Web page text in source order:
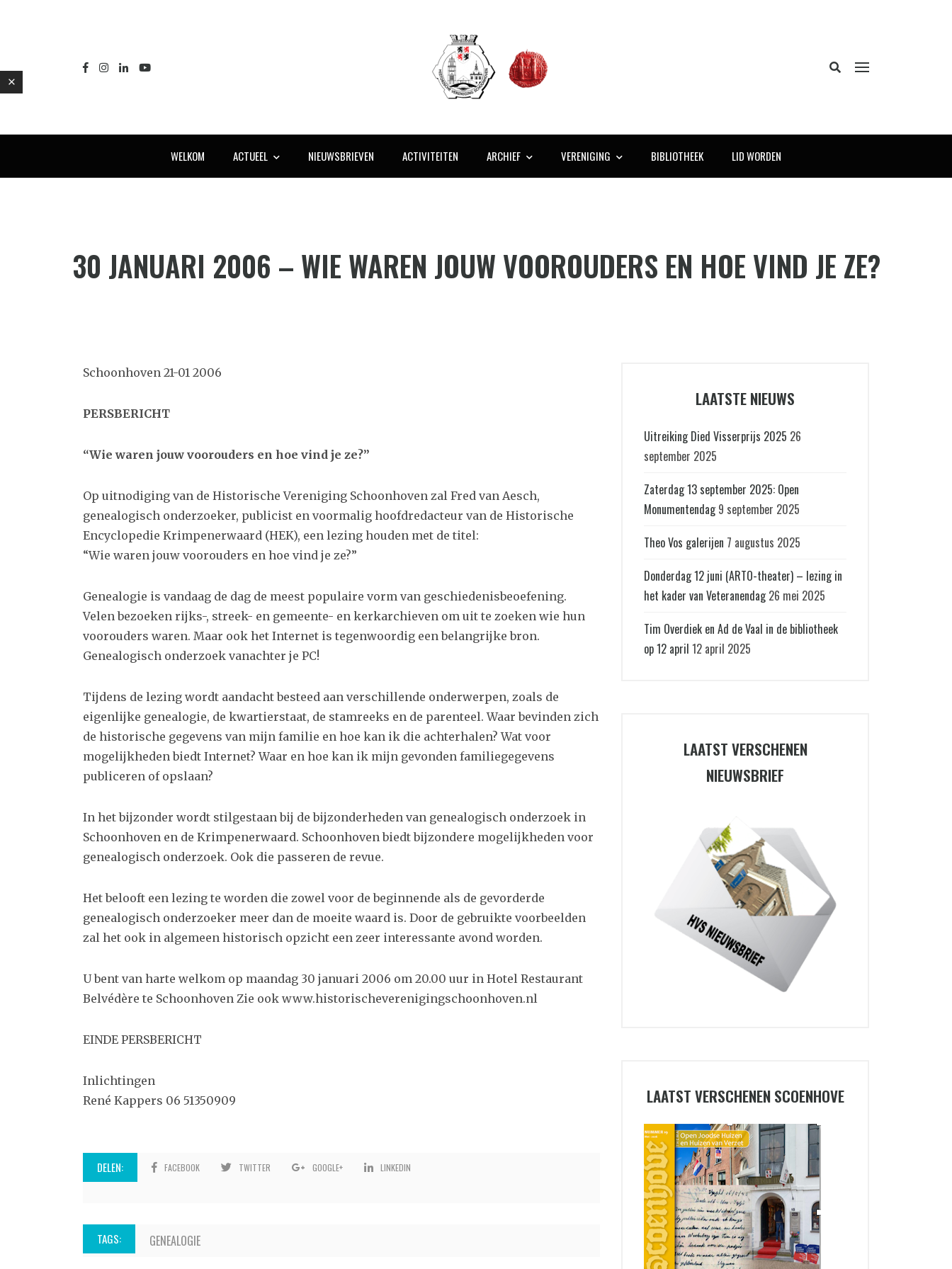
WELKOM ACTUEEL NIEUWSBRIEVEN ACTIVITEITEN ARCHIEF VERENIGING BIBLIOTHEEK LID WORDEN
30 JANUARI 2006 – WIE WAREN JOUW VOOROUDERS EN HOE VIND JE ZE?
Schoonhoven 21-01 2006
PERSBERICHT
“Wie waren jouw voorouders en hoe vind je ze?”
Op uitnodiging van de Historische Vereniging Schoonhoven zal Fred van Aesch,
genealogisch onderzoeker, publicist en voormalig hoofdredacteur van de Historische
Encyclopedie Krimpenerwaard (HEK), een lezing houden met de titel:
“Wie waren jouw voorouders en hoe vind je ze?”
Genealogie is vandaag de dag de meest populaire vorm van geschiedenisbeoefening.
Velen bezoeken rijks-, streek- en gemeente- en kerkarchieven om uit te zoeken wie hun
voorouders waren. Maar ook het Internet is tegenwoordig een belangrijke bron.
Genealogisch onderzoek vanachter je PC!
Tijdens de lezing wordt aandacht besteed aan verschillende onderwerpen, zoals de
eigenlijke genealogie, de kwartierstaat, de stamreeks en de parenteel. Waar bevinden zich
de historische gegevens van mijn familie en hoe kan ik die achterhalen? Wat voor
mogelijkheden biedt Internet? Waar en hoe kan ik mijn gevonden familiegegevens
publiceren of opslaan?
In het bijzonder wordt stilgestaan bij de bijzonderheden van genealogisch onderzoek in
Schoonhoven en de Krimpenerwaard. Schoonhoven biedt bijzondere mogelijkheden voor
genealogisch onderzoek. Ook die passeren de revue.
Het belooft een lezing te worden die zowel voor de beginnende als de gevorderde
genealogisch onderzoeker meer dan de moeite waard is. Door de gebruikte voorbeelden
zal het ook in algemeen historisch opzicht een zeer interessante avond worden.
U bent van harte welkom op maandag 30 januari 2006 om 20.00 uur in Hotel Restaurant
Belvédère te Schoonhoven Zie ook www.historischeverenigingschoonhoven.nl
EINDE PERSBERICHT
Inlichtingen
René Kappers 06 51350909
DELEN: FACEBOOK TWITTER GOOGLE+ LINKEDIN
TAGS: GENEALOGIE
LAATSTE NIEUWS
Uitreiking Died Visserprijs 2025 26
september 2025
Zaterdag 13 september 2025: Open
Monumentendag 9 september 2025
Theo Vos galerijen 7 augustus 2025
Donderdag 12 juni (ARTO-theater) – lezing in
het kader van Veteranendag 26 mei 2025
Tim Overdiek en Ad de Vaal in de bibliotheek
op 12 april 12 april 2025
LAATST VERSCHENEN
NIEUWSBRIEF
LAATST VERSCHENEN SCOENHOVE